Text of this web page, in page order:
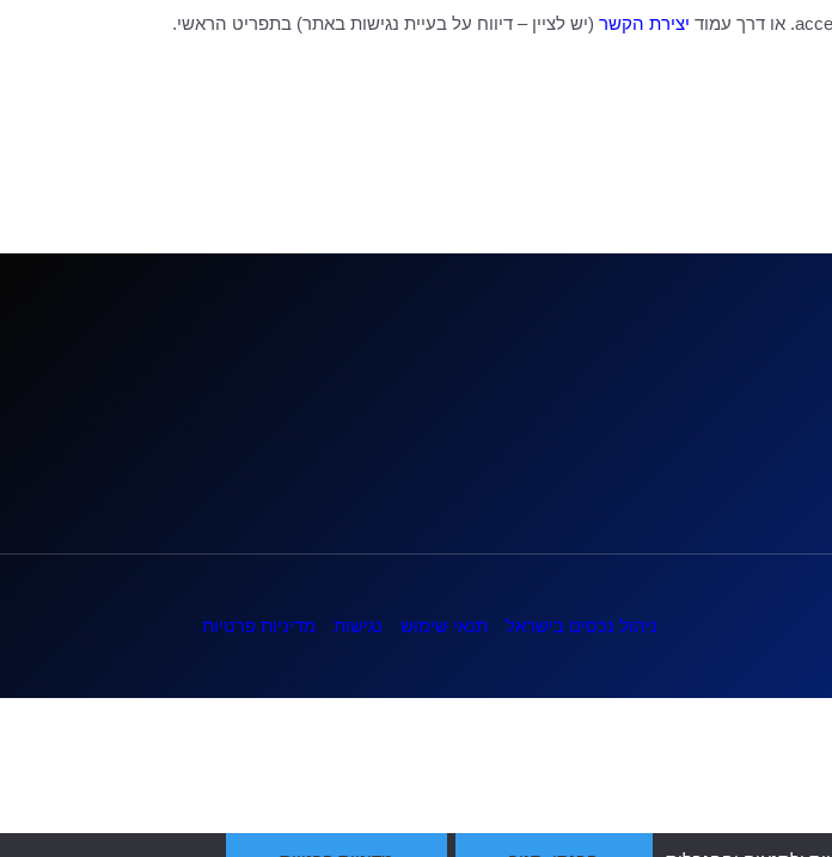
יצירת הקשר (יש לציין – דיווח על בעיית נגישות באתר) בתפריט הראשי.
ניהול נכסים בישראל תנאי שימוש נגישות מדיניות פרטיות